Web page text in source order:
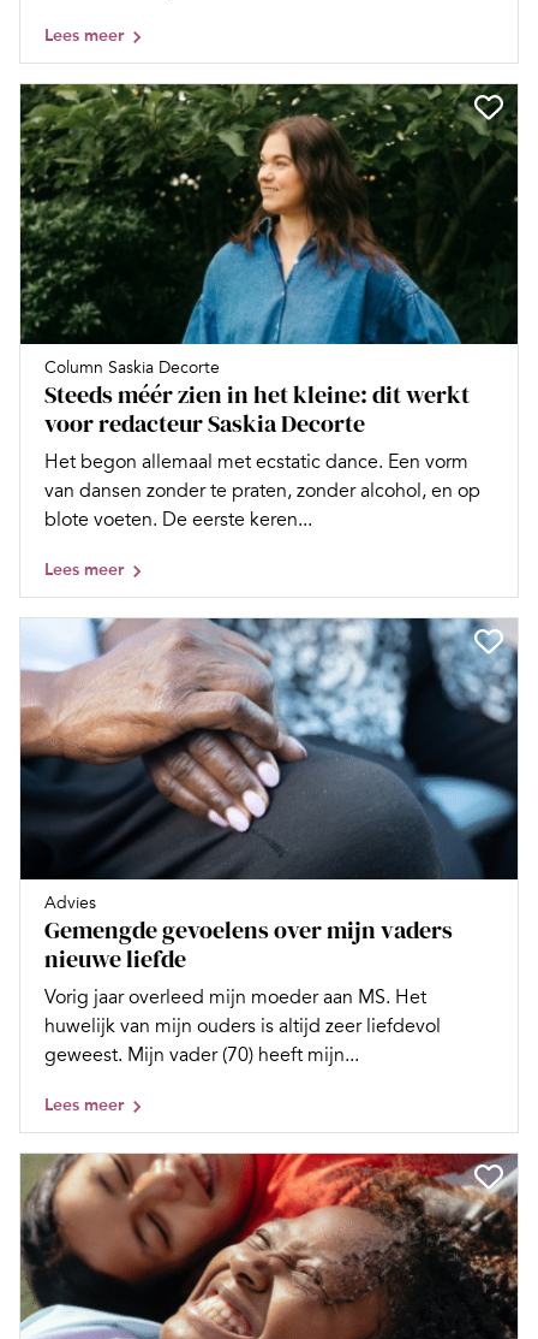
Lees meer
Column Saskia Decorte
Steeds méér zien in het kleine: dit werkt
voor redacteur Saskia Decorte
Het begon allemaal met ecstatic dance. Een vorm
van dansen zonder te praten, zonder alcohol, en op
blote voeten. De eerste keren...
Lees meer
Advies
Gemengde gevoelens over mijn vaders
nieuwe liefde
Vorig jaar overleed mijn moeder aan MS. Het
huwelijk van mijn ouders is altijd zeer liefdevol
geweest. Mijn vader (70) heeft mijn...
Lees meer